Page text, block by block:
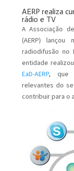
AERP realiza
rádio e TV
A Associação
(AERP)
radiodifusão no
entidade
EaD-AERP, que
relevantes do
contribuir para o